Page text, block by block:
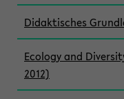
Didaktisches
Ecology and
2012)